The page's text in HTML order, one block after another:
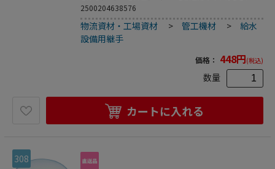
ンレス
2500204638576
物流資材・工場資材 >管工機材 > 給水
設備用継手
価格： 448円(税込)
数量
カートに入れる
308